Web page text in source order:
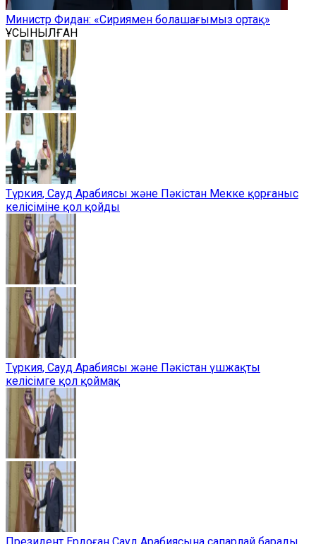
Министр Фидан: «Сириямен болашағымыз ортақ»
ҰСЫНЫЛҒАН
Түркия, Сауд Арабиясы және Пәкістан Мекке қорғаныс
келісіміне қол қойды
Түркия, Сауд Арабиясы және Пәкістан үшжақты
келісімге қол қоймақ